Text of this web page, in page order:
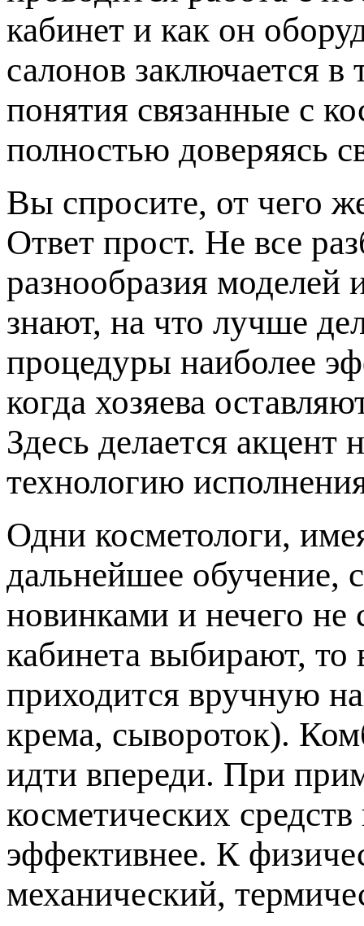
кабинет и как он
салонов заключается
понятия связанные с
полностью доверяясь
Вы спросите, от чего
Ответ прост. Не все
разнообразия моделей
знают, на что лучше
процедуры наиболее
когда хозяева
Здесь делается акцент
технологию
Одни косметологи,
дальнейшее обучение,
новинками и нечего
кабинета выбирают, то
приходится вручную
крема, сывороток).
идти впереди. При
косметических
эффективнее. К
механический,